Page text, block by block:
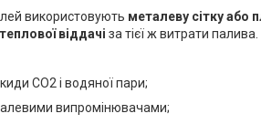
використовують металеву сітку або
віддачі за тієї ж витрати палива.
CO2 і водяної пари;
випромінювачами;